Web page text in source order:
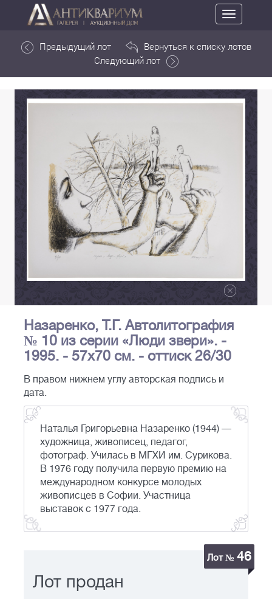
Toggle
navigation
Предыдущий лот
Вернуться к списку лотов
Следующий лот
Назаренко, Т.Г. Автолитография
№ 10 из серии «Люди звери». -
1995. - 57х70 см. - оттиск 26/30
В правом нижнем углу авторская подпись и
дата.
Наталья Григорьевна Назаренко (1944) —
художница, живописец, педагог,
фотограф. Училась в МГХИ им. Сурикова.
В 1976 году получила первую премию на
международном конкурсе молодых
живописцев в Софии. Участница
выставок с 1977 года.
Лот № 46
Лот продан